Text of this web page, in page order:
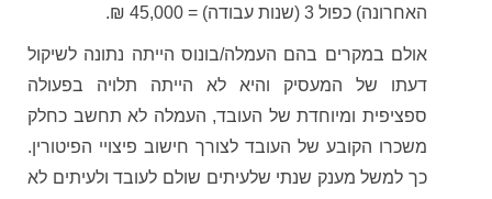
האחרונה) כפול 3 (שנות עבודה) = 45,000 ₪.
אולם במקרים בהם העמלה/בונוס הייתה נתונה לשיקול
דעתו של המעסיק והיא לא הייתה תלויה בפעולה
ספציפית ומיוחדת של העובד, העמלה לא תחשב כחלק
משכרו הקובע של העובד לצורך חישוב פיצויי הפיטורין.
כך למשל מענק שנתי שלעיתים שולם לעובד ולעיתים לא